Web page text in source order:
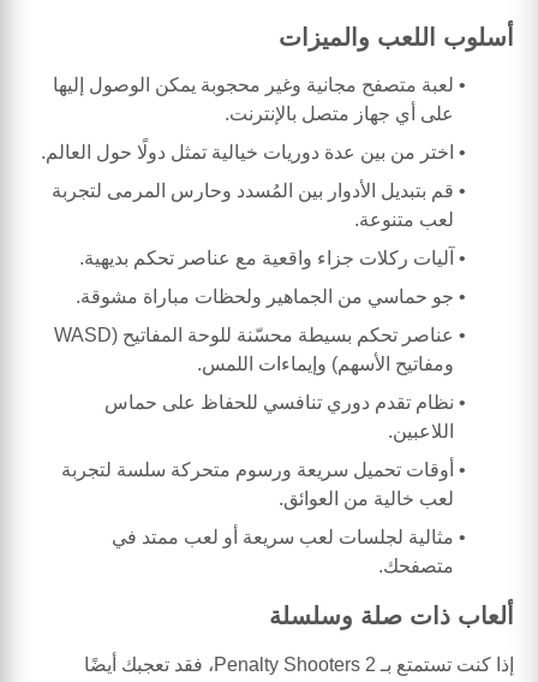
أسلوب اللعب والميزات
لعبة متصفح مجانية وغير محجوبة يمكن الوصول إليها
على أي جهاز متصل بالإنترنت.
اختر من بين عدة دوريات خيالية تمثل دولًا حول العالم.
قم بتبديل الأدوار بين المُسدد وحارس المرمى لتجربة
لعب متنوعة.
آليات ركلات جزاء واقعية مع عناصر تحكم بديهية.
جو حماسي من الجماهير ولحظات مباراة مشوقة.
عناصر تحكم بسيطة محسّنة للوحة المفاتيح (WASD
ومفاتيح الأسهم) وإيماءات اللمس.
نظام تقدم دوري تنافسي للحفاظ على حماس
اللاعبين.
أوقات تحميل سريعة ورسوم متحركة سلسة لتجربة
لعب خالية من العوائق.
مثالية لجلسات لعب سريعة أو لعب ممتد في
متصفحك.
ألعاب ذات صلة وسلسلة
إذا كنت تستمتع بـ Penalty Shooters 2، فقد تعجبك أيضًا